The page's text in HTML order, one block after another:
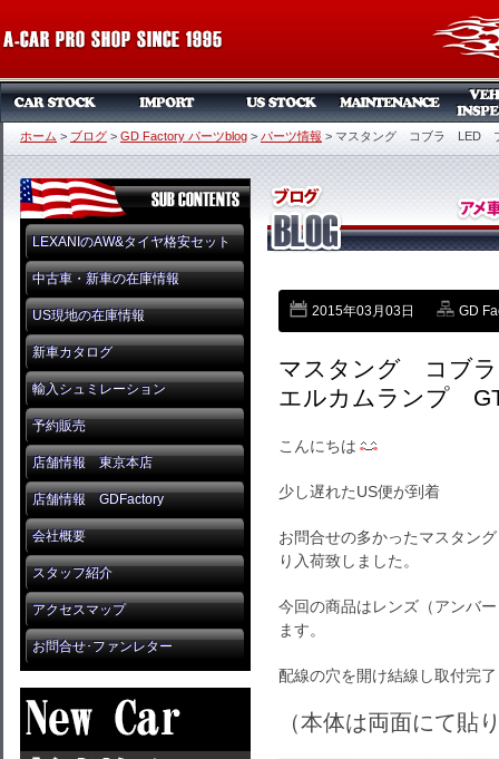
ホーム > ブログ > GD Factory パーツblog > パーツ情報 > マスタング コブラ LED
LEXANIのAW&タイヤ格安セット
中古車・新車の在庫情報
US現地の在庫情報
新車カタログ
輸入シュミレーション
予約販売
店舗情報 東京本店
店舗情報 GDFactory
会社概要
スタッフ紹介
アクセスマップ
お問合せ･ファンレター
2015年03月03日 GD
マスタング コブ
エルカムランプ
こんにちは
少し遅れたUS便が到着
お問合せの多かったマスタン
り入荷致しました。
今回の商品はレンズ（アンバ
ます。
配線の穴を開け結線し取付完了
（本体は両面にて貼